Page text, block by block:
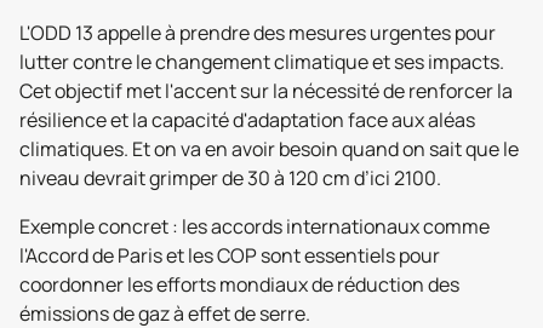
L'ODD 13 appelle à prendre des mesures urgentes pour
lutter contre le changement climatique et ses impacts.
Cet objectif met l'accent sur la nécessité de renforcer la
résilience et la capacité d'adaptation face aux aléas
climatiques. Et on va en avoir besoin quand on sait que le
niveau devrait grimper de 30 à 120 cm d’ici 2100.
Exemple concret : les accords internationaux comme
l'Accord de Paris et les COP sont essentiels pour
coordonner les efforts mondiaux de réduction des
émissions de gaz à effet de serre.